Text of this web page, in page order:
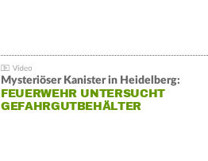
Mysteriöser Kanister in Heidelberg:
FEUERWEHR UNTERSUCHT
GEFAHRGUTBEHÄLTER